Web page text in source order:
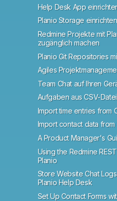
Help Desk App
Planio Storage einrichten
Redmine Projekte mit
zugänglich machen
Planio Git Repositories
Agiles
Team Chat auf Ihren
Aufgaben aus CSV-
Import time entries from
Import contact data from
A Product Manager's
Using the Redmine
Planio
Store Website Chat
Planio Help Desk
Set Up Contact Forms